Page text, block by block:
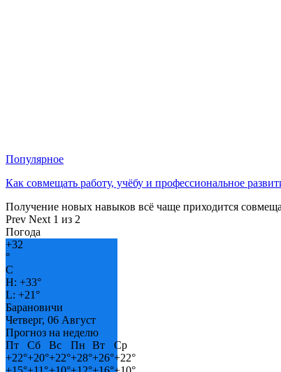
Популярное
Как совмещать работу, учёбу и профессиональное
Получение новых навыков всё чаще приходится
Prev Next 1 из 2
Погода
+32
°
C
H: +33°
L: +21°
Барановичи
Четверг, 06 Август
Прогноз на неделю
Пт
Сб Вс Пн Вт
Ср
+22°+20°+22°+28°+26°+22°